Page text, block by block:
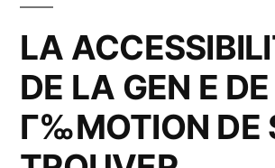
LA
DE LA GEN E
Г‰MOTION DE